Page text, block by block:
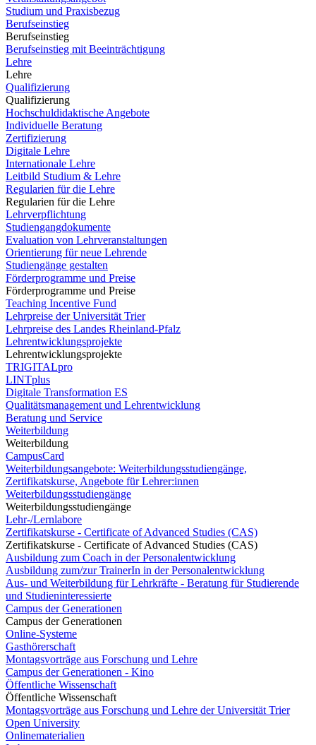
Studium und Praxisbezug
Berufseinstieg
Berufseinstieg
Berufseinstieg mit Beeinträchtigung
Lehre
Lehre
Qualifizierung
Qualifizierung
Hochschuldidaktische Angebote
Individuelle Beratung
Zertifizierung
Digitale Lehre
Internationale Lehre
Leitbild Studium & Lehre
Regularien für die Lehre
Regularien für die Lehre
Lehrverpflichtung
Studiengangdokumente
Evaluation von Lehrveranstaltungen
Orientierung für neue Lehrende
Studiengänge gestalten
Förderprogramme und Preise
Förderprogramme und Preise
Teaching Incentive Fund
Lehrpreise der Universität Trier
Lehrpreise des Landes Rheinland-Pfalz
Lehrentwicklungsprojekte
Lehrentwicklungsprojekte
TRIGITALpro
LINTplus
Digitale Transformation ES
Qualitätsmanagement und Lehrentwicklung
Beratung und Service
Weiterbildung
Weiterbildung
CampusCard
Weiterbildungsangebote: Weiterbildungsstudiengänge,
Zertifikatskurse, Angebote für Lehrer:innen
Weiterbildungsstudiengänge
Weiterbildungsstudiengänge
Lehr-/Lernlabore
Zertifikatskurse - Certificate of Advanced Studies (CAS)
Zertifikatskurse - Certificate of Advanced Studies (CAS)
Ausbildung zum Coach in der Personalentwicklung
Ausbildung zum/zur TrainerIn in der Personalentwicklung
Aus- und Weiterbildung für Lehrkräfte - Beratung für Studierende
und Studieninteressierte
Campus der Generationen
Campus der Generationen
Online-Systeme
Gasthörerschaft
Montagsvorträge aus Forschung und Lehre
Campus der Generationen - Kino
Öffentliche Wissenschaft
Öffentliche Wissenschaft
Montagsvorträge aus Forschung und Lehre der Universität Trier
Open University
Onlinematerialien